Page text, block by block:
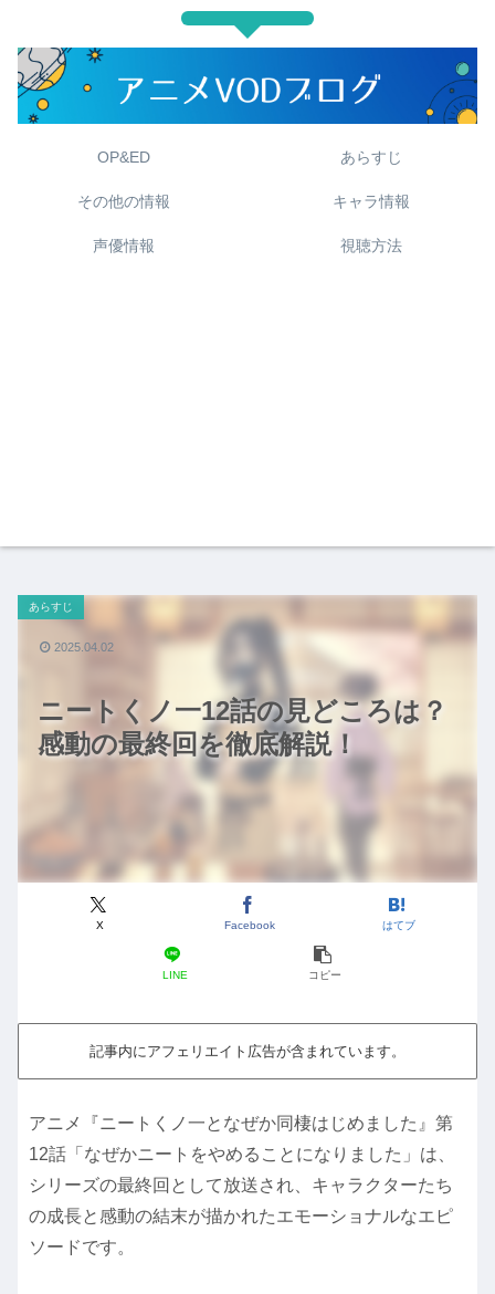
OP&ED あらすじ
その他の情報 キャラ情報
声優情報 視聴方法
ニートくノ一12話の見どころは？
感動の最終回を徹底解説！
あらすじ
X Facebook はてブ
LINE コピー
2025.04.02
記事内にアフェリエイト広告が含まれています。
アニメ『ニートくノ一となぜか同棲はじめました』第
12話「なぜかニートをやめることになりました」は、
シリーズの最終回として放送され、キャラクターたち
の成長と感動の結末が描かれたエモーショナルなエピ
ソードです。